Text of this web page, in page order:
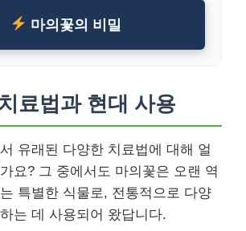
마의꽃의 비밀
료법과 현대 사용
유래된 다양한 치료법에 대해 얼
요? 그 중에서도 마의꽃은 오랜 역
특별한 식물로, 전통적으로 다양
는 데 사용되어 왔답니다.